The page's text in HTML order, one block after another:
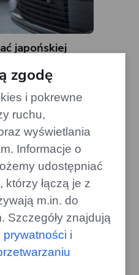
japońskiej
zgodę
i pokrewne
ruchu,
wyświetlania
Informacje o
udostępniać
łączą je z
m.in. do
Szczegóły znajdują
prywatności i